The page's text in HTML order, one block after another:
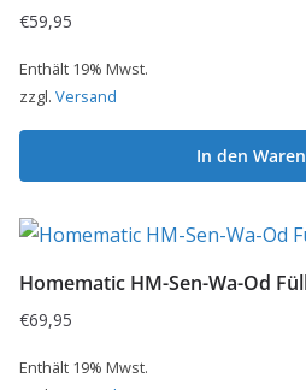
€59,95
Enthält 19% Mwst.
zzgl. Versand
In den
Homematic HM-Sen-Wa-Od
€69,95
Enthält 19% Mwst.